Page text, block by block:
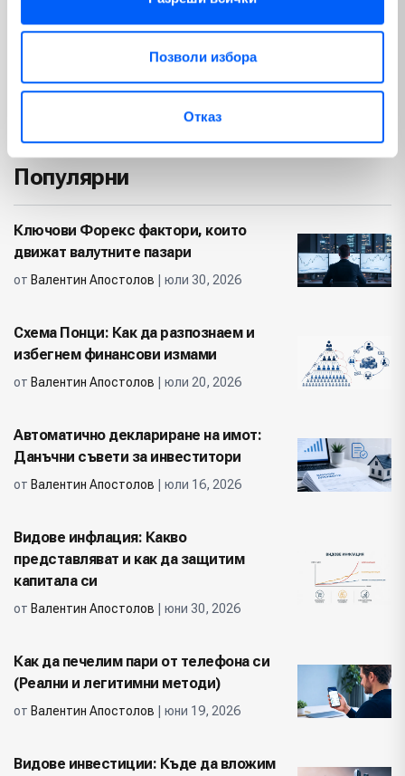
Позволи избора
Отказ
България(56) Изкуствен интелект(65)
Геополитика Политика
Популярни
Ключови Форекс фактори, които
движат валутните пазари
от Валентин Апостолов | юли 30, 2026
Схема Понци: Как да разпознаем и
избегнем финансови измами
от Валентин Апостолов | юли 20, 2026
Автоматично деклариране на имот:
Данъчни съвети за инвеститори
от Валентин Апостолов | юли 16, 2026
Видове инфлация: Какво
представляват и как да защитим
капитала си
от Валентин Апостолов | юни 30, 2026
Как да печелим пари от телефона си
(Реални и легитимни методи)
от Валентин Апостолов | юни 19, 2026
Видове инвестиции: Къде да вложим